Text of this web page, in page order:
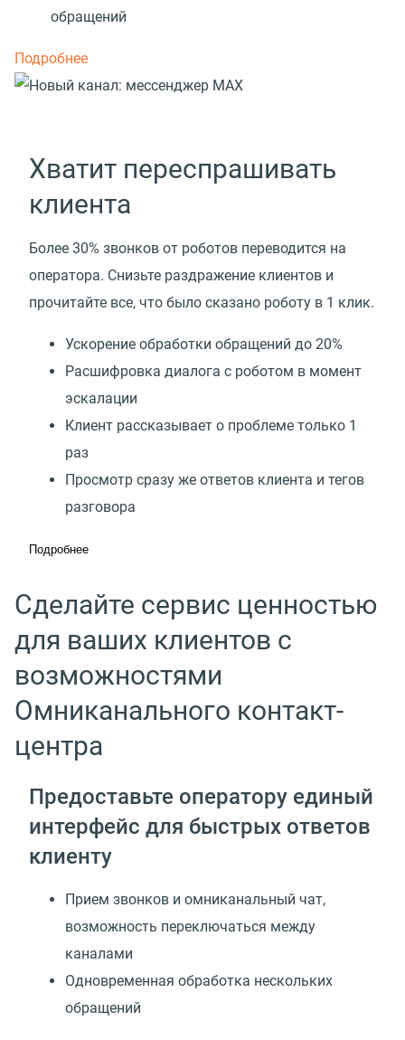
обращений
Подробнее
Хватит переспрашивать
клиента
Более 30% звонков от роботов переводится на
оператора. Снизьте раздражение клиентов и
прочитайте все, что было сказано роботу в 1 клик.
Ускорение обработки обращений до 20%
Расшифровка диалога с роботом в момент
эскалации
Клиент рассказывает о проблеме только 1
раз
Просмотр сразу же ответов клиента и тегов
разговора
Подробнее
Сделайте сервис ценностью
для ваших клиентов с
возможностями
Омниканального контакт-
центра
Предоставьте оператору единый
интерфейс для быстрых ответов
клиенту
Прием звонков и омниканальный чат,
возможность переключаться между
каналами
Одновременная обработка нескольких
обращений